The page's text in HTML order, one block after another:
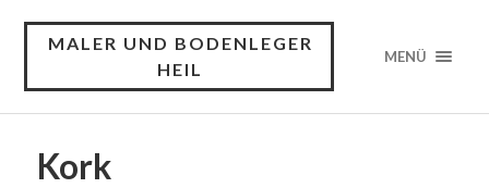
MALER UND BODENLEGER
HEIL
MENÜ
Kork